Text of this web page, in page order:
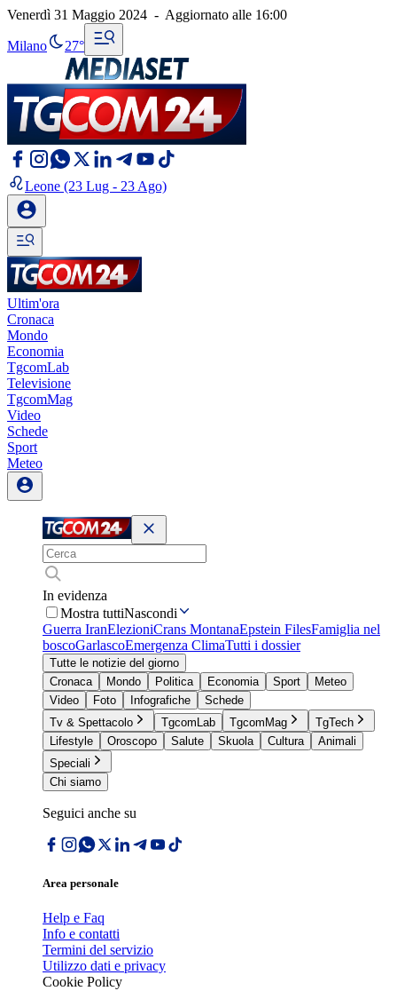
Venerdì 31 Maggio 2024 - Aggiornato alle 16:00
Milano 27°
Leone (23 Lug - 23 Ago)
Ultim'ora
Cronaca
Mondo
Economia
TgcomLab
Televisione
TgcomMag
Video
Schede
Sport
Meteo
In evidenza
Mostra tuttiNascondi
Guerra IranElezioniCrans MontanaEpstein FilesFamiglia nel
boscoGarlascoEmergenza ClimaTutti i dossier
Tutte le notizie del giorno
Cronaca
Mondo Politica Economia Sport
Meteo
Video
Foto Infografiche
Schede
Tv & Spettacolo
TgcomLab TgcomMag
TgTech
Lifestyle
Oroscopo Salute Skuola Cultura
Animali
Speciali
Chi siamo
Seguici anche su
Area personale
Help e Faq
Info e contatti
Termini del servizio
Utilizzo dati e privacy
Cookie Policy